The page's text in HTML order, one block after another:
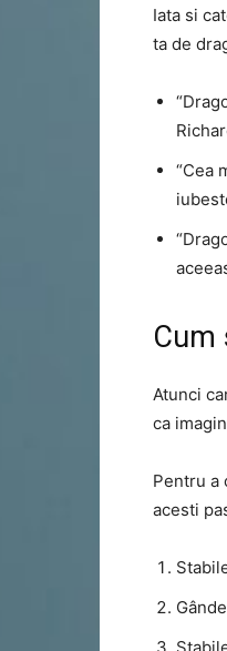
Iata si
ta de
“Cea
Cum
Atunci
ca
Pentru a
acesti